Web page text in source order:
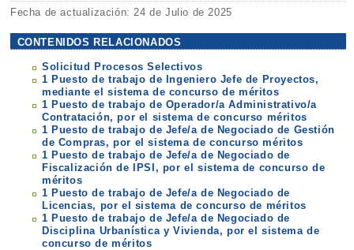
Fecha de actualización: 24 de Julio de 2025
CONTENIDOS RELACIONADOS
Solicitud Procesos Selectivos
1 Puesto de trabajo de Ingeniero Jefe de Proyectos,
mediante el sistema de concurso de méritos
1 Puesto de trabajo de Operador/a Administrativo/a
Contratación, por el sistema de concurso méritos
1 Puesto de trabajo de Jefe/a de Negociado de Gestión
de Compras, por el sistema de concurso méritos
1 Puesto de trabajo de Jefe/a de Negociado de
Fiscalización de IPSI, por el sistema de concurso de
méritos
1 Puesto de trabajo de Jefe/a de Negociado de
Licencias, por el sistema de concurso de méritos
1 Puesto de trabajo de Jefe/a de Negociado de
Disciplina Urbanística y Vivienda, por el sistema de
concurso de méritos